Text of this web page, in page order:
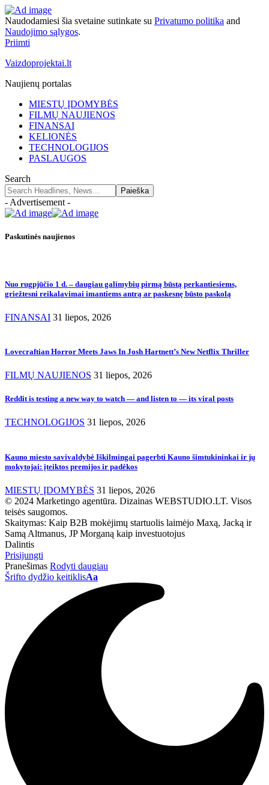
Naudodamiesi šia svetaine sutinkate su Privatumo politika and
Naudojimo sąlygos.
Priimti
Vaizdoprojektai.lt
Naujienų portalas
MIESTŲ ĮDOMYBĖS
FILMŲ NAUJIENOS
FINANSAI
KELIONĖS
TECHNOLOGIJOS
PASLAUGOS
Search
- Advertisement -
Paskutinės naujienos
Nuo rugpjūčio 1 d. – daugiau galimybių pirmą būstą perkantiesiems,
griežtesni reikalavimai imantiems antrą ar paskesnę būsto paskolą
FINANSAI 31 liepos, 2026
Lovecraftian Horror Meets Jaws In Josh Hartnett’s New Netflix Thriller
FILMŲ NAUJIENOS 31 liepos, 2026
Reddit is testing a new way to watch — and listen to — its viral posts
TECHNOLOGIJOS 31 liepos, 2026
Kauno miesto savivaldybė Iškilmingai pagerbti Kauno šimtukininkai ir jų
mokytojai: įteiktos premijos ir padėkos
MIESTŲ ĮDOMYBĖS 31 liepos, 2026
© 2024 Marketingo agentūra. Dizainas WEBSTUDIO.LT. Visos
teisės saugomos.
Skaitymas: Kaip B2B mokėjimų startuolis laimėjo Maxą, Jacką ir
Samą Altmanus, JP Morganą kaip investuotojus
Dalintis
Prisijungti
Pranešimas Rodyti daugiau
Šrifto dydžio keitiklisAa